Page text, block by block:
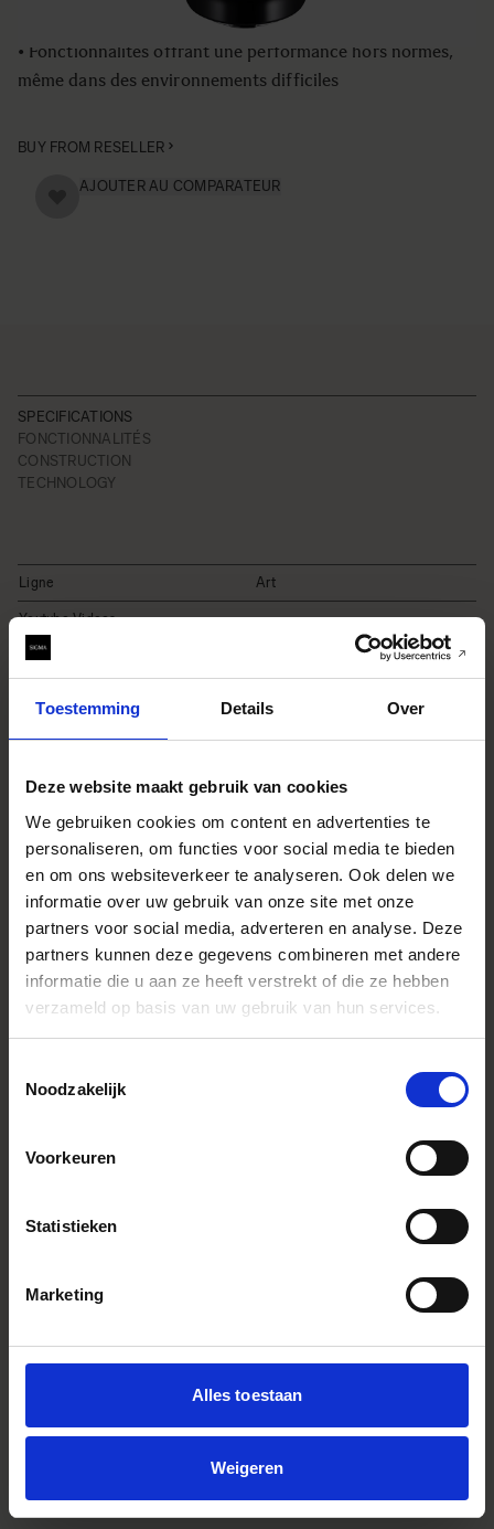
Toestemming Details Over
Deze website maakt gebruik van cookies
We gebruiken cookies om content en advertenties te
personaliseren, om functies voor social media te bieden
en om ons websiteverkeer te analyseren. Ook delen we
informatie over uw gebruik van onze site met onze
partners voor social media, adverteren en analyse. Deze
partners kunnen deze gegevens combineren met andere
informatie die u aan ze heeft verstrekt of die ze hebben
verzameld op basis van uw gebruik van hun services.
Noodzakelijk
Voorkeuren
Statistieken
Marketing
Alles toestaan
Weigeren
• Fonctionnalités offrant une performance hors normes,
même dans des environnements difficiles
BUY FROM RESELLER
AJOUTER AU COMPARATEUR
SPECIFICATIONS
FONCTIONNALITÉS
CONSTRUCTION
TECHNOLOGY
Ligne Art
Youtube Videos
Instagram Widget
Ouverture minimale F22
Distance minimale de mise au point 28 cm / 11.0 in
Rapport de reproduction maximal
Dimensions (diameter x length)
L-mount
Sony E-mount
Diamètre de filtre
Accessoires
Case and Cover Lens Cap
IMPRESSIONS